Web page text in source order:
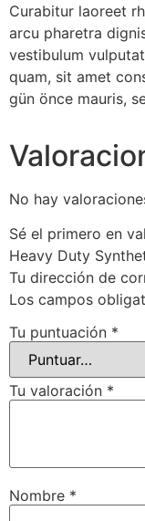
Curabitur laoreet
arcu pharetra
vestibulum
quam, sit amet
gün önce mauris,
No hay
Sé el primero en
Heavy Duty
Tu dirección de
Los campos
Tu puntuación *
Tu valoración *
Nombre *